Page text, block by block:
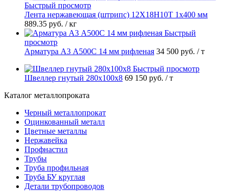
Быстрый просмотр
Лента нержавеющая (штрипс) 12Х18Н10Т 1х400 мм
889.35 руб. / кг
Быстрый
просмотр
Арматура А3 А500С 14 мм рифленая 34 500 руб. / т
Быстрый просмотр
Швеллер гнутый 280х100х8 69 150 руб. / т
Каталог металлопроката
Черный металлопрокат
Оцинкованный металл
Цветные металлы
Нержавейка
Профнастил
Трубы
Труба профильная
Труба БУ круглая
Детали трубопроводов